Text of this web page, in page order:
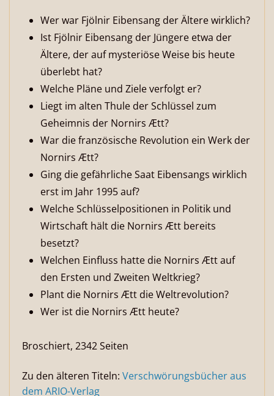
Wer war Fjölnir Eibensang der Ältere wirklich?
Ist Fjölnir Eibensang der Jüngere etwa der
Ältere, der auf mysteriöse Weise bis heute
überlebt hat?
Welche Pläne und Ziele verfolgt er?
Liegt im alten Thule der Schlüssel zum
Geheimnis der Nornirs Ætt?
War die französische Revolution ein Werk der
Nornirs Ætt?
Ging die gefährliche Saat Eibensangs wirklich
erst im Jahr 1995 auf?
Welche Schlüsselpositionen in Politik und
Wirtschaft hält die Nornirs Ætt bereits
besetzt?
Welchen Einfluss hatte die Nornirs Ætt auf
den Ersten und Zweiten Weltkrieg?
Plant die Nornirs Ætt die Weltrevolution?
Wer ist die Nornirs Ætt heute?
Broschiert, 2342 Seiten
Zu den älteren Titeln: Verschwörungsbücher aus
dem ARIO-Verlag